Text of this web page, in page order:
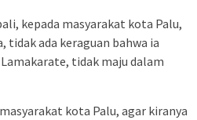
kepada masyarakat kota Palu,
tidak ada keraguan bahwa ia
tidak maju dalam
kota Palu, agar kiranya